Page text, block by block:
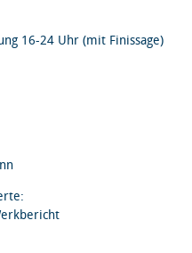
16-24 Uhr (mit Finissage)